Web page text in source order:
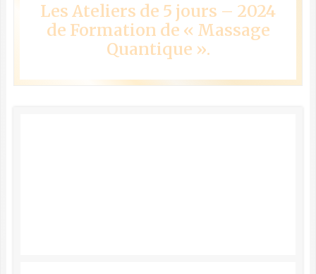
Les Ateliers de 5 jours – 2024
de Formation de « Massage
Quantique ».